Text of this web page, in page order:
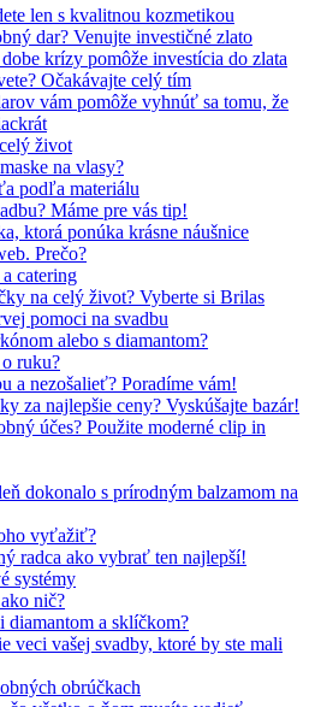
len s kvalitnou kozmetikou
dar? Venujte investičné zlato
krízy pomôže investícia do zlata
Očakávajte celý tím
vám pomôže vyhnúť sa tomu, že
život
na vlasy?
podľa materiálu
Máme pre vás tip!
ktorá ponúka krásne náušnice
Prečo?
catering
na celý život? Vyberte si Brilas
pomoci na svadbu
alebo s diamantom?
ruku?
a nezošalieť? Poradíme vám!
za najlepšie ceny? Vyskúšajte bazár!
účes? Použite moderné clip in
dokonalo s prírodným balzamom na
vyťažiť?
radca ako vybrať ten najlepší!
systémy
nič?
diamantom a sklíčkom?
veci vašej svadby, ktoré by ste mali
obrúčkach